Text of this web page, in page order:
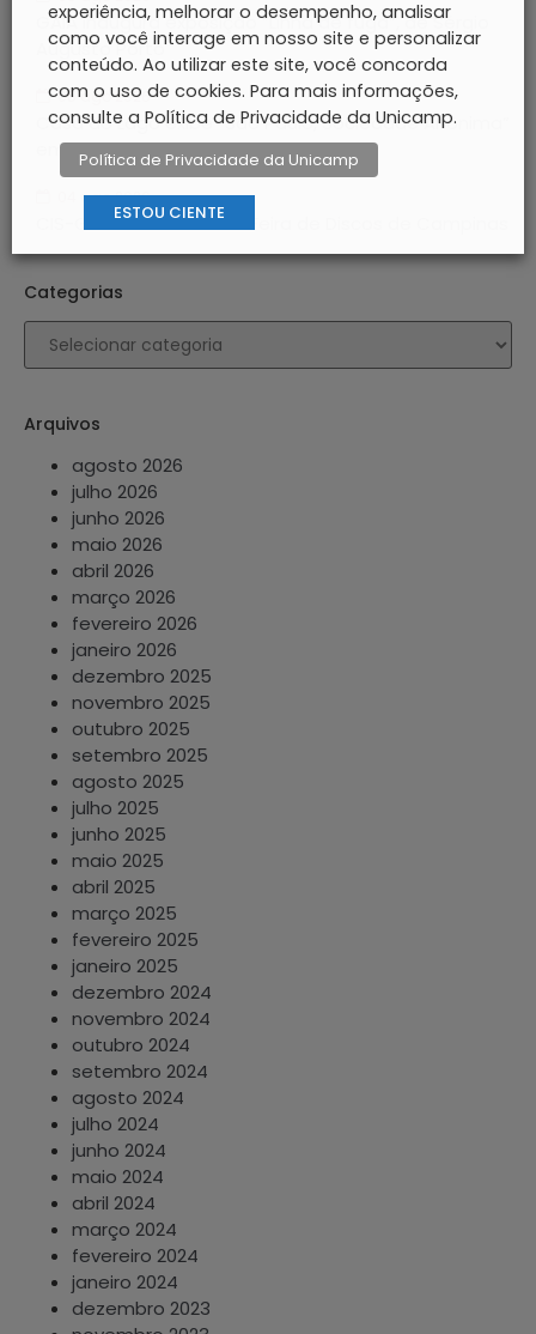
GAIA inaugura exposição “Linha de fuga”, de Sérgio
Augusto Porto
05 ago 2026
Casa do Lago exibe “São Paulo, Sociedade Anônima”
em edição especial após 60 anos
04 ago 2026
CIS-Guanabara recebe Feira de Discos de Campinas
Categorias
Arquivos
agosto 2026
julho 2026
junho 2026
maio 2026
abril 2026
março 2026
fevereiro 2026
janeiro 2026
dezembro 2025
novembro 2025
outubro 2025
setembro 2025
agosto 2025
julho 2025
junho 2025
maio 2025
abril 2025
março 2025
fevereiro 2025
janeiro 2025
dezembro 2024
novembro 2024
outubro 2024
setembro 2024
agosto 2024
julho 2024
junho 2024
maio 2024
abril 2024
março 2024
fevereiro 2024
janeiro 2024
dezembro 2023
experiência, melhorar o desempenho, analisar
como você interage em nosso site e personalizar
conteúdo. Ao utilizar este site, você concorda
com o uso de cookies. Para mais informações,
consulte a Política de Privacidade da Unicamp.
Política de Privacidade da Unicamp
ESTOU CIENTE